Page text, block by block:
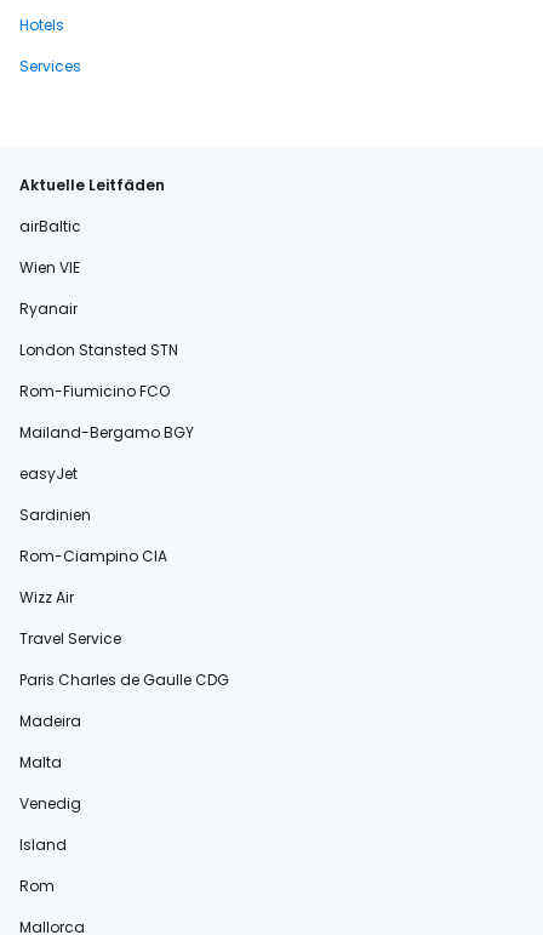
Hotels
Services
Aktuelle Leitfäden
airBaltic
Wien VIE
Ryanair
London Stansted STN
Rom-Fiumicino FCO
Mailand-Bergamo BGY
easyJet
Sardinien
Rom-Ciampino CIA
Wizz Air
Travel Service
Paris Charles de Gaulle CDG
Madeira
Malta
Venedig
Island
Rom
Mallorca